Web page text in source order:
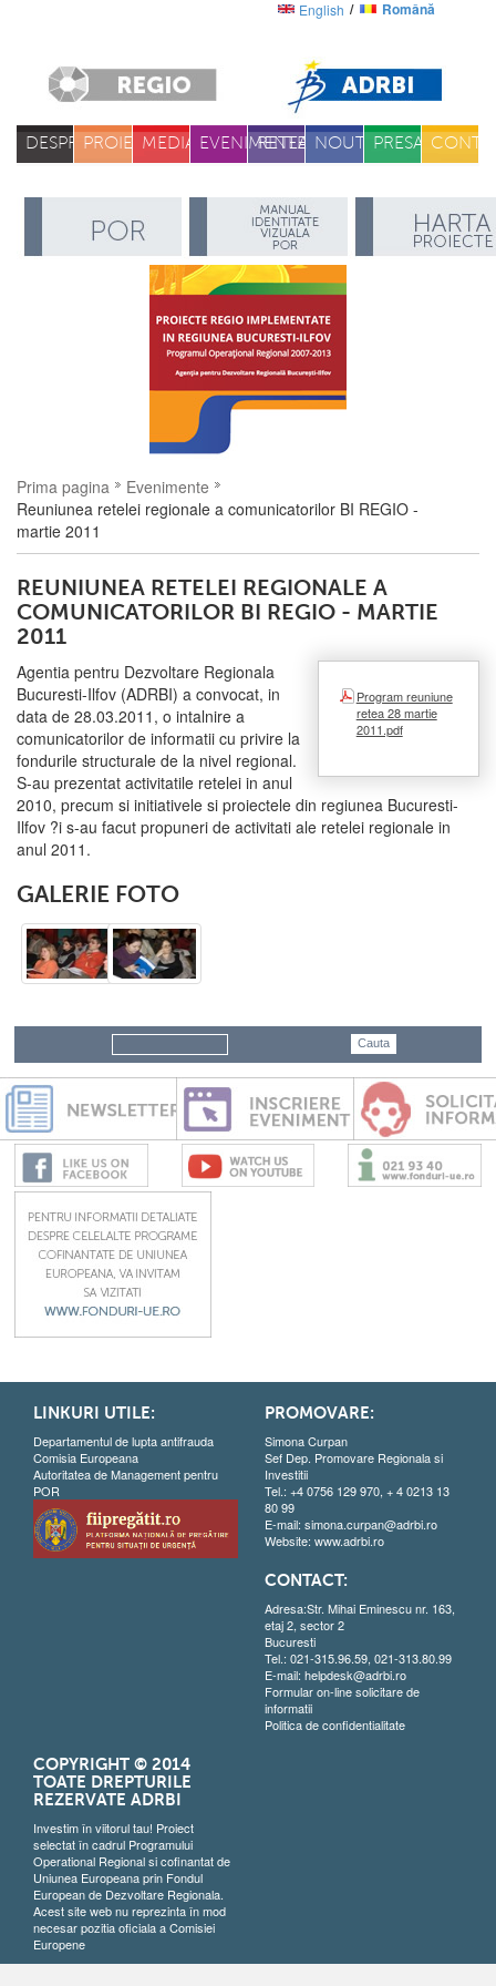
English Română
DESPREPROIECTEMEDIA EVENIMENTE
RETEA NOUTATIPRESA
Prima pagina
Evenimente
Reuniunea retelei regionale a comunicatorilor BI REGIO -
martie 2011
REUNIUNEA RETELEI REGIONALE A
COMUNICATORILOR BI REGIO - MARTIE
2011
Program reuniune
retea 28 martie
2011.pdf
Agentia pentru Dezvoltare Regionala
Bucuresti-Ilfov (ADRBI) a convocat, in
data de 28.03.2011, o intalnire a
comunicatorilor de informatii cu privire la
fondurile structurale de la nivel regional.
S-au prezentat activitatile retelei in anul
2010, precum si initiativele si proiectele din regiunea Bucuresti-
Ilfov ?i s-au facut propuneri de activitati ale retelei regionale in
anul 2011.
GALERIE FOTO
LINKURI UTILE:
Departamentul de lupta antifrauda
Comisia Europeana
Autoritatea de Management pentru
POR
PROMOVARE:
Simona Curpan
Sef Dep. Promovare Regionala si
Investitii
Tel.: +4 0756 129 970, + 4 0213 13
80 99
E-mail: simona.curpan@adrbi.ro
Website: www.adrbi.ro
CONTACT:
Adresa:Str. Mihai Eminescu nr. 163,
etaj 2, sector 2
Bucuresti
Tel.: 021-315.96.59, 021-313.80.99
E-mail: helpdesk@adrbi.ro
Formular on-line solicitare de
informatii
Politica de confidentialitate
COPYRIGHT © 2014
TOATE DREPTURILE
REZERVATE ADRBI
Investim în viitorul tau! Proiect
selectat în cadrul Programului
Operational Regional si cofinantat de
Uniunea Europeana prin Fondul
European de Dezvoltare Regionala.
Acest site web nu reprezinta în mod
necesar pozitia oficiala a Comisiei
Europene